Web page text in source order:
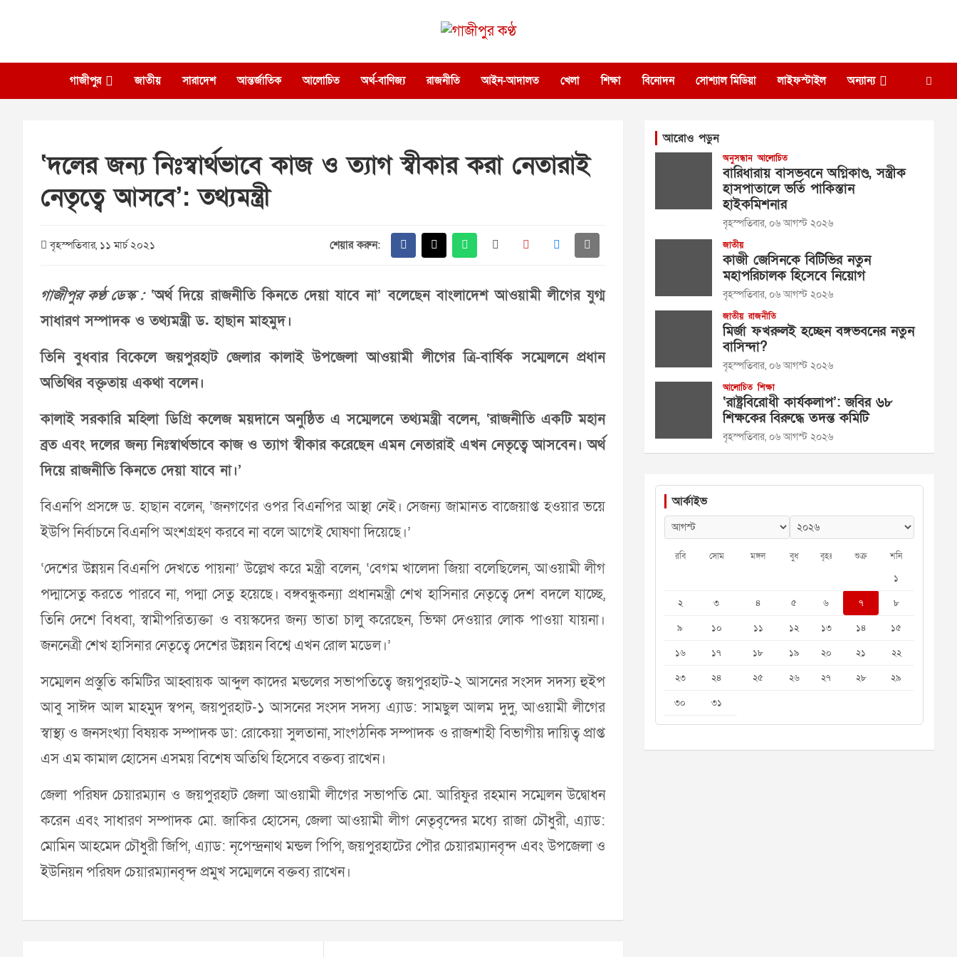
গাজীপুর কণ্ঠ
গাজীপুর জাতীয় সারাদেশ আন্তর্জাতিক আলোচিত অর্থ-বাণিজ্য রাজনীতি আইন-আদালত খেলা শিক্ষা বিনোদন সোশ্যাল মিডিয়া লাইফস্টাইল অন্যান্য
‘দলের জন্য নিঃস্বার্থভাবে কাজ ও ত্যাগ স্বীকার করা নেতারাই
নেতৃত্বে আসবে’: তথ্যমন্ত্রী
বৃহস্পতিবার, ১১ মার্চ ২০২১ শেয়ার করুন:
গাজীপুর কণ্ঠ ডেস্ক :‘অর্থ দিয়ে রাজনীতি কিনতে দেয়া যাবে না’ বলেছেন বাংলাদেশ আওয়ামী লীগের যুগ্ম
সাধারণ সম্পাদক ও তথ্যমন্ত্রী ড. হাছান মাহমুদ।
তিনি বুধবার বিকেলে জয়পুরহাট জেলার কালাই উপজেলা আওয়ামী লীগের ত্রি-বার্ষিক সম্মেলনে প্রধান
অতিথির বক্তৃতায় একথা বলেন।
কালাই সরকারি মহিলা ডিগ্রি কলেজ ময়দানে অনুষ্ঠিত এ সম্মেলনে তথ্যমন্ত্রী বলেন, ‘রাজনীতি একটি মহান
ব্রত এবং দলের জন্য নিঃস্বার্থভাবে কাজ ও ত্যাগ স্বীকার করেছেন এমন নেতারাই এখন নেতৃত্বে আসবেন। অর্থ
দিয়ে রাজনীতি কিনতে দেয়া যাবে না।’
বিএনপি প্রসঙ্গে ড. হাছান বলেন, ‘জনগণের ওপর বিএনপির আস্থা নেই। সেজন্য জামানত বাজেয়াপ্ত হওয়ার ভয়ে
ইউপি নির্বাচনে বিএনপি অংশগ্রহণ করবে না বলে আগেই ঘোষণা দিয়েছে।’
‘দেশের উন্নয়ন বিএনপি দেখতে পায়না’ উল্লেখ করে মন্ত্রী বলেন, ‘বেগম খালেদা জিয়া বলেছিলেন, আওয়ামী লীগ
পদ্মাসেতু করতে পারবে না, পদ্মা সেতু হয়েছে। বঙ্গবন্ধুকন্যা প্রধানমন্ত্রী শেখ হাসিনার নেতৃত্বে দেশ বদলে যাচ্ছে,
তিনি দেশে বিধবা, স্বামীপরিত্যক্তা ও বয়স্কদের জন্য ভাতা চালু করেছেন, ভিক্ষা দেওয়ার লোক পাওয়া যায়না।
জননেত্রী শেখ হাসিনার নেতৃত্বে দেশের উন্নয়ন বিশ্বে এখন রোল মডেল।’
সম্মেলন প্রস্তুতি কমিটির আহ্বায়ক আব্দুল কাদের মন্ডলের সভাপতিত্বে জয়পুরহাট-২ আসনের সংসদ সদস্য হুইপ
আবু সাঈদ আল মাহমুদ স্বপন, জয়পুরহাট-১ আসনের সংসদ সদস্য এ্যাড: সামছুল আলম দুদু, আওয়ামী লীগের
স্বাস্থ্য ও জনসংখ্যা বিষয়ক সম্পাদক ডা: রোকেয়া সুলতানা, সাংগঠনিক সম্পাদক ও রাজশাহী বিভাগীয় দায়িত্ব প্রাপ্ত
এস এম কামাল হোসেন এসময় বিশেষ অতিথি হিসেবে বক্তব্য রাখেন।
জেলা পরিষদ চেয়ারম্যান ও জয়পুরহাট জেলা আওয়ামী লীগের সভাপতি মো. আরিফুর রহমান সম্মেলন উদ্বোধন
করেন এবং সাধারণ সম্পাদক মো. জাকির হোসেন, জেলা আওয়ামী লীগ নেতৃবৃন্দের মধ্যে রাজা চৌধুরী, এ্যাড:
মোমিন আহমেদ চৌধুরী জিপি, এ্যাড: নৃপেন্দ্রনাথ মন্ডল পিপি, জয়পুরহাটের পৌর চেয়ারম্যানবৃন্দ এবং উপজেলা ও
ইউনিয়ন পরিষদ চেয়ারম্যানবৃন্দ প্রমুখ সম্মেলনে বক্তব্য রাখেন।
আরোও পড়ুন
অনুসন্ধান আলোচিত
বারিধারায় বাসভবনে অগ্নিকাণ্ড, সস্ত্রীক
হাসপাতালে ভর্তি পাকিস্তান
হাইকমিশনার
বৃহস্পতিবার, ০৬ আগস্ট ২০২৬
জাতীয়
কাজী জেসিনকে বিটিভির নতুন
মহাপরিচালক হিসেবে নিয়োগ
বৃহস্পতিবার, ০৬ আগস্ট ২০২৬
জাতীয় রাজনীতি
মির্জা ফখরুলই হচ্ছেন বঙ্গভবনের নতুন
বাসিন্দা?
বৃহস্পতিবার, ০৬ আগস্ট ২০২৬
আলোচিত শিক্ষা
‘রাষ্ট্রবিরোধী কার্যকলাপ’: জবির ৬৮
শিক্ষকের বিরুদ্ধে তদন্ত কমিটি
বৃহস্পতিবার, ০৬ আগস্ট ২০২৬
আর্কাইভ
রবি সোম মঙ্গল বুধ বৃহঃ শুক্র শনি
১
২
৩ ৪ ৫ ৬ ৭
৮
৯
১০ ১১ ১২ ১৩ ১৪
১৫
১৬
১৭ ১৮ ১৯ ২০ ২১
২২
২৩
২৪ ২৫ ২৬ ২৭ ২৮
২৯
৩০
৩১